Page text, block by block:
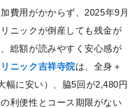
費用がかからず、2025年9月
ニックが倒産しても残金が
総額が読みやすく安心感が
ニック吉祥寺院は、全身＋
幅に安い）、脇5回が2,480円
利便性とコース期限がない